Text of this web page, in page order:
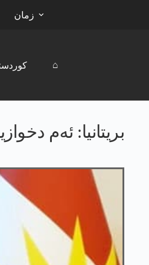
زمان
⌂
بریتانیا: ئەم